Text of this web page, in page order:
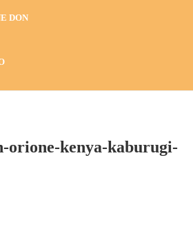
Orione-Kenya-
PROGETTO LIBERA-MENTE
orione-kenya-kaburugi-